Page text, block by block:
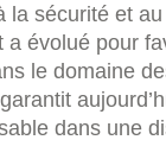
la sécurité et
a évolué pour
le domaine
dans une